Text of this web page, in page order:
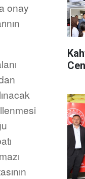
onay